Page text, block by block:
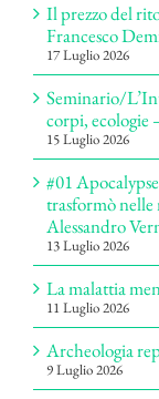
Il prezzo del
Francesco
17 Luglio 2026
Seminario/
corpi, ecologie
15 Luglio 2026
#01
trasformò
Alessandro
13 Luglio 2026
La malattia
11 Luglio 2026
Archeologia
9 Luglio 2026